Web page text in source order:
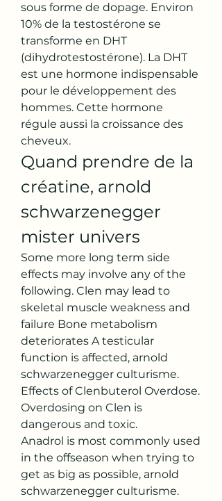
sous forme de dopage. Environ
10% de la testostérone se
transforme en DHT
(dihydrotestostérone). La DHT
est une hormone indispensable
pour le développement des
hommes. Cette hormone
régule aussi la croissance des
cheveux.
Quand prendre de la
créatine, arnold
schwarzenegger
mister univers
Some more long term side
effects may involve any of the
following. Clen may lead to
skeletal muscle weakness and
failure Bone metabolism
deteriorates A testicular
function is affected, arnold
schwarzenegger culturisme.
Effects of Clenbuterol Overdose.
Overdosing on Clen is
dangerous and toxic.
Anadrol is most commonly used
in the offseason when trying to
get as big as possible, arnold
schwarzenegger culturisme.